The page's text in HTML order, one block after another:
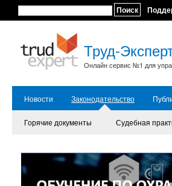
Поиск
Труд-
Онлайн сервис №1 для
Новости Законодательство
Горячие документы Судебная